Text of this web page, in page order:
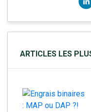
ARTICLES LES